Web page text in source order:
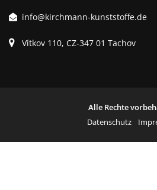
info@kirchmann-kunststoffe.de
Vítkov 110, CZ-347 01 Tachov
Alle Rechte
Datenschutz